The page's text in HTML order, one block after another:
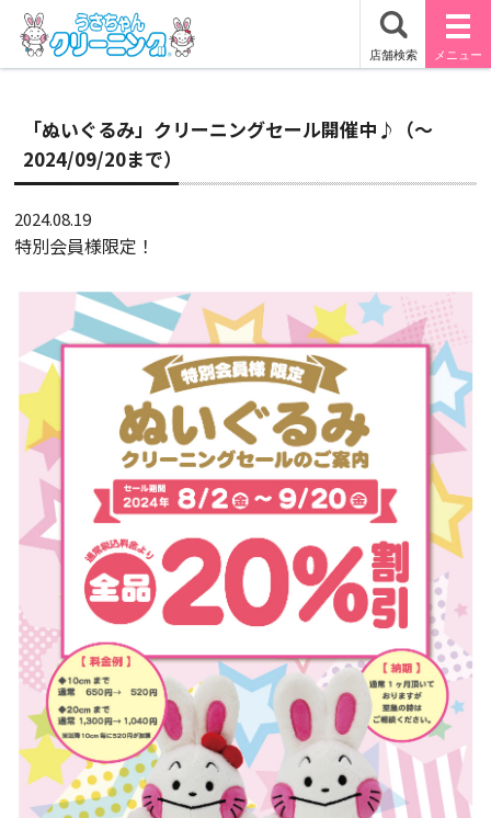
「ぬいぐるみ」クリーニングセール開催中♪（～
2024/09/20まで）
2024.08.19
特別会員様限定！